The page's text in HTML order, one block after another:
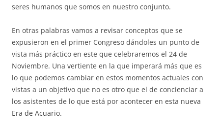
seres humanos que somos en nuestro conjunto.
En otras palabras vamos a revisar conceptos que se
expusieron en el primer Congreso dándoles un punto de
vista más práctico en este que celebraremos el 24 de
Noviembre. Una vertiente en la que imperará más que es
lo que podemos cambiar en estos momentos actuales con
vistas a un objetivo que no es otro que el de concienciar a
los asistentes de lo que está por acontecer en esta nueva
Era de Acuario.